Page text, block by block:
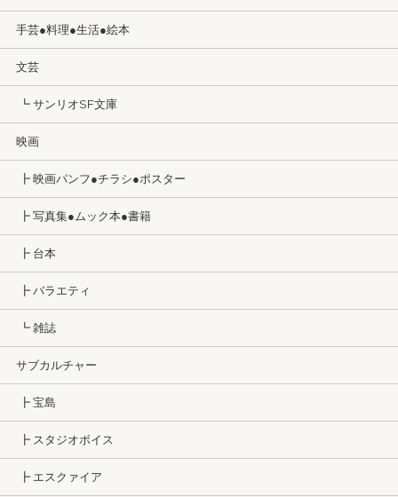
手芸●料理●生活●絵本
文芸
┗ サンリオSF文庫
映画
┣ 映画パンフ●チラシ●ポスター
┣ 写真集●ムック本●書籍
┣ 台本
┣ バラエティ
┗ 雑誌
サブカルチャー
┣ 宝島
┣ スタジオボイス
┣ エスクァイア